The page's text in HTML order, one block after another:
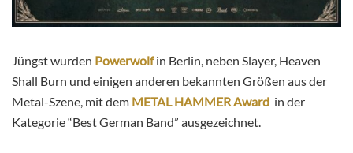
Jüngst wurden Powerwolfin Berlin, neben Slayer, Heaven
Shall Burn und einigen anderen bekannten Größen aus der
Metal-Szene, mit dem METAL HAMMER Award in der
Kategorie “Best German Band” ausgezeichnet.